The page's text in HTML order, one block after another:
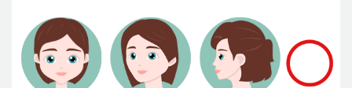
メンズ整形
idリアルストーリー
idニュース